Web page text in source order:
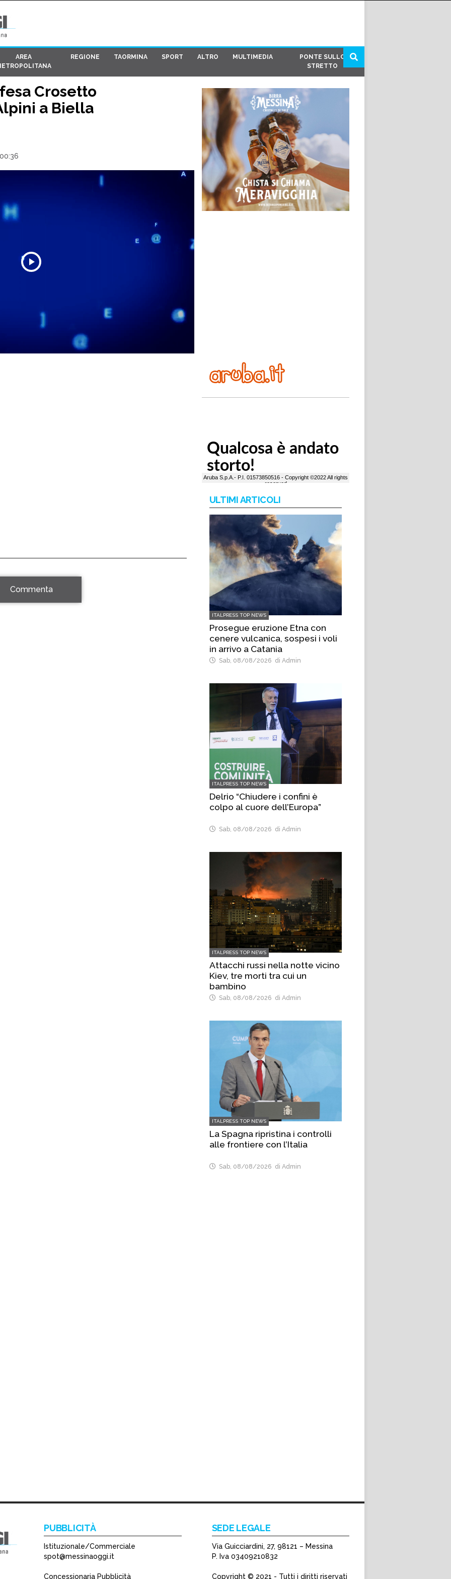
AREA
REGIONE TAORMINA SPORT ALTRO MULTIMEDIA
PONTE SULLO
STRETTO
Crosetto
a Biella
Play
Video
Commenta
ULTIMI ARTICOLI
ITALPRESS TOP NEWS
Prosegue eruzione Etna con
cenere vulcanica, sospesi i voli
in arrivo a Catania
Sab, 08/08/2026 di Admin
ITALPRESS TOP NEWS
Delrio “Chiudere i confini è
colpo al cuore dell’Europa”
Sab, 08/08/2026 di Admin
ITALPRESS TOP NEWS
Attacchi russi nella notte vicino
Kiev, tre morti tra cui un
bambino
Sab, 08/08/2026 di Admin
ITALPRESS TOP NEWS
La Spagna ripristina i controlli
alle frontiere con l’Italia
Sab, 08/08/2026 di Admin
PUBBLICITÀ
Istituzionale/Commerciale
spot@messinaoggi.it
Concessionaria Pubblicità
SEDE LEGALE
Via Guicciardini, 27, 98121 – Messina
P. Iva 03409210832
Copyright © 2021 - Tutti i diritti riservati